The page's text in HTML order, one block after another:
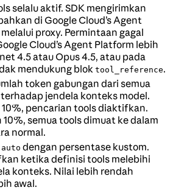
selalu aktif. SDK mengirimkan
di Google Cloud’s Agent
proxy. Permintaan gagal
Cloud’s Agent Platform lebih
4.5 atau Opus 4.5, atau pada
mendukung blok tool_reference.
token gabungan dari semua
jendela konteks model.
pencarian tools diaktifkan.
semua tools dimuat ke dalam
normal.
auto dengan persentase kustom.
ketika definisi tools melebihi
konteks. Nilai lebih rendah
awal.